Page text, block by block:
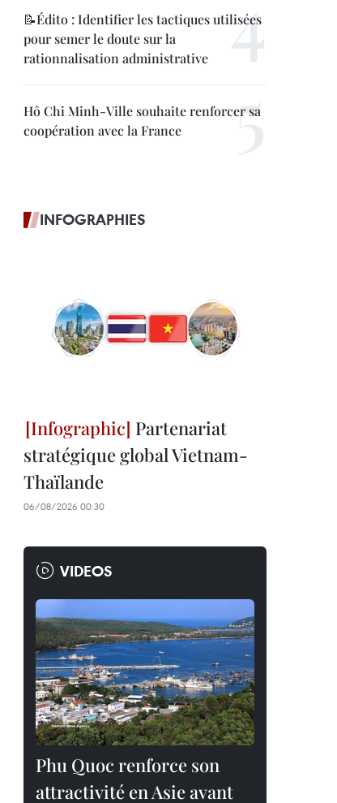
📝Édito : Identifier les tactiques utilisées
pour semer le doute sur la
rationnalisation administrative
Hô Chi Minh-Ville souhaite renforcer sa
coopération avec la France
INFOGRAPHIES
Partenariat
stratégique global Vietnam-
Thaïlande
06/08/2026 00:30
VIDEOS
Phu Quoc renforce son
attractivité en Asie avant